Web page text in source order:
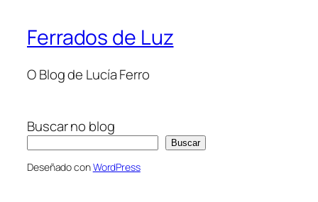
Ferrados de Luz
O Blog de Lucía Ferro
Buscar no blog
Buscar
Deseñado conWordPress